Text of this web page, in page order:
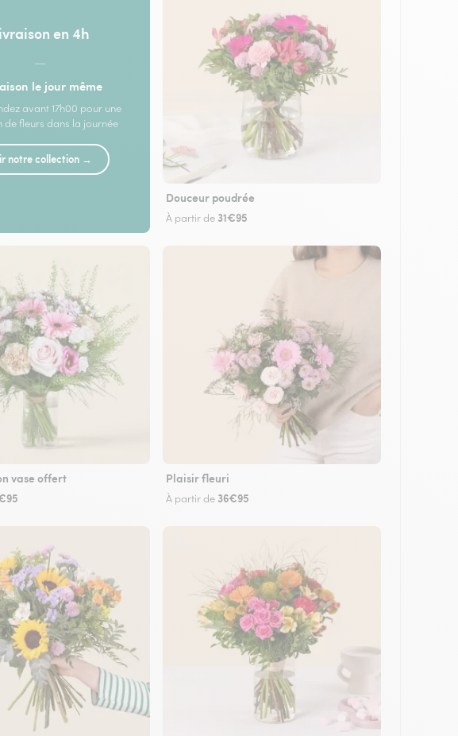
en 4h
—
le jour même
avant 17h00 pour une
de fleurs dans la journée
notre collection →
Douceur poudrée
À partir de 31€95
vase offert Plaisir fleuri
À partir de 36€95